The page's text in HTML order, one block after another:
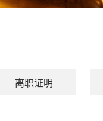
离职证明